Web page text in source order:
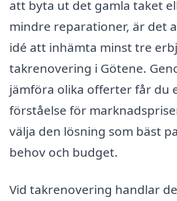
att byta ut det gamla taket
mindre reparationer, är det
idé att inhämta minst tre
takrenovering i Götene.
jämföra olika offerter får du
förståelse för
välja den lösning som bäst
behov och budget.
Vid takrenovering handlar